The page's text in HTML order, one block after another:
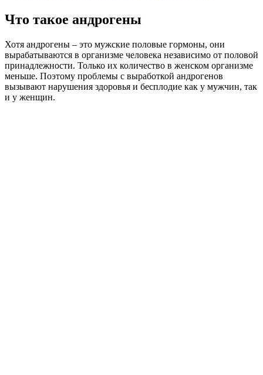
Что такое андрогены
Хотя андрогены – это мужские половые гормоны, они
вырабатываются в организме человека независимо от половой
принадлежности. Только их количество в женском организме
меньше. Поэтому проблемы с выработкой андрогенов
вызывают нарушения здоровья и бесплодие как у мужчин, так
и у женщин.